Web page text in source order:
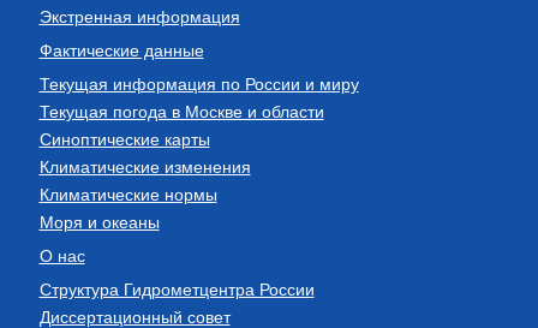
Экстренная информация
Фактические данные
Текущая информация по России и миру
Текущая погода в Москве и области
Синоптические карты
Климатические изменения
Климатические нормы
Моря и океаны
О нас
Структура Гидрометцентра России
Диссертационный совет